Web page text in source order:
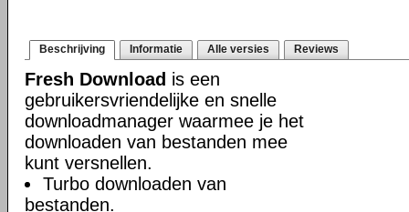
Beschrijving Informatie Alle versies Reviews
Fresh Download is een
gebruikersvriendelijke en snelle
downloadmanager waarmee je het
downloaden van bestanden mee
kunt versnellen.
Turbo downloaden van
bestanden.